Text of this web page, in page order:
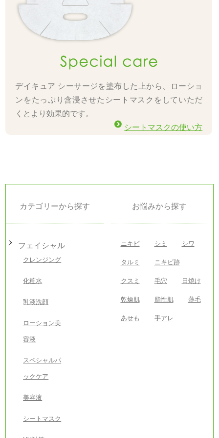
デイキュア シーサージを塗布した上から、ローショ
ンをたっぷり含浸させたシートマスクをしていただ
くとより効果的です。
シートマスクの使い方
カテゴリーから探す
フェイシャル
クレンジング
化粧水
乳液洗顔
ローション美
容液
スペシャルパ
ックケア
美容液
シートマスク
お悩みから探す
ニキビ シミ
シワ
タルミ
ニキビ跡
クスミ
毛穴
日焼け
乾燥肌
脂性肌
薄毛
あせも
手アレ